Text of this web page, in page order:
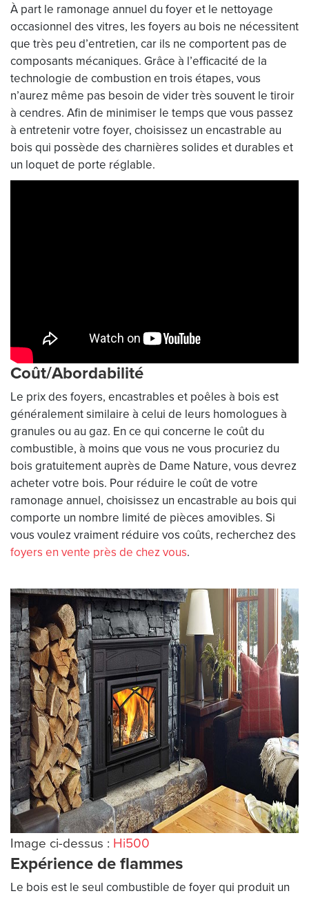
À part le ramonage annuel du foyer et le nettoyage
occasionnel des vitres, les foyers au bois ne nécessitent
que très peu d’entretien, car ils ne comportent pas de
composants mécaniques. Grâce à l’efficacité de la
technologie de combustion en trois étapes, vous
n’aurez même pas besoin de vider très souvent le tiroir
à cendres. Afin de minimiser le temps que vous passez
à entretenir votre foyer, choisissez un encastrable au
bois qui possède des charnières solides et durables et
un loquet de porte réglable.
Coût/Abordabilité
Le prix des foyers, encastrables et poêles à bois est
généralement similaire à celui de leurs homologues à
granules ou au gaz. En ce qui concerne le coût du
combustible, à moins que vous ne vous procuriez du
bois gratuitement auprès de Dame Nature, vous devrez
acheter votre bois. Pour réduire le coût de votre
ramonage annuel, choisissez un encastrable au bois qui
comporte un nombre limité de pièces amovibles. Si
vous voulez vraiment réduire vos coûts, recherchez des
foyers en vente près de chez vous.
Image ci-dessus : Hi500
Expérience de flammes
Le bois est le seul combustible de foyer qui produit un